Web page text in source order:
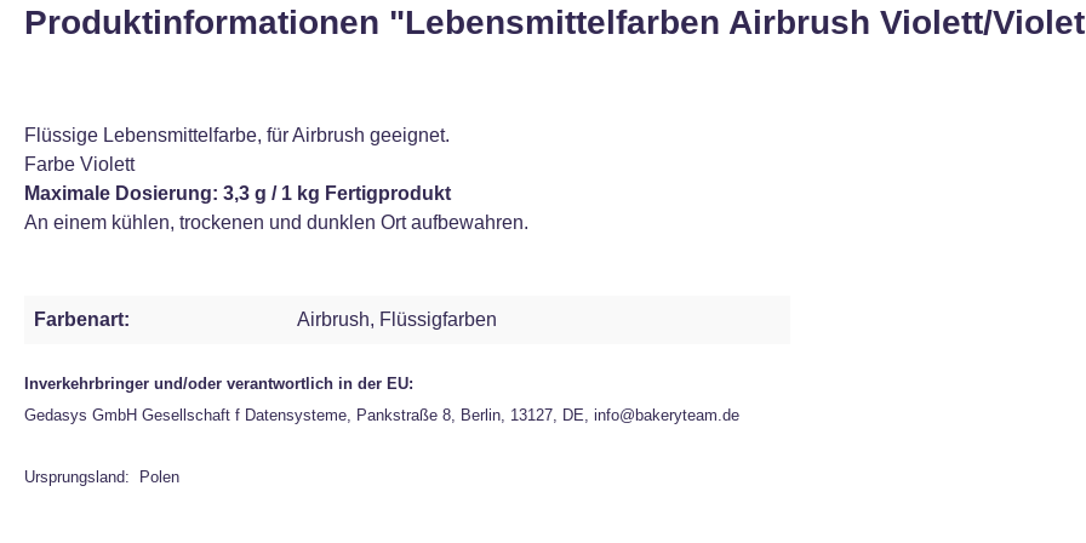
Produktinformationen "Lebensmittelfarben Airbrush Violett/
Flüssige Lebensmittelfarbe, für Airbrush geeignet.
Farbe Violett
Maximale Dosierung: 3,3 g / 1 kg Fertigprodukt
An einem kühlen, trockenen und dunklen Ort aufbewahren.
Farbenart: Airbrush, Flüssigfarben
Inverkehrbringer und/oder verantwortlich in der EU:
Gedasys GmbH Gesellschaft f Datensysteme, Pankstraße 8, Berlin, 13127, DE, info@bakeryteam.de
Ursprungsland: Polen